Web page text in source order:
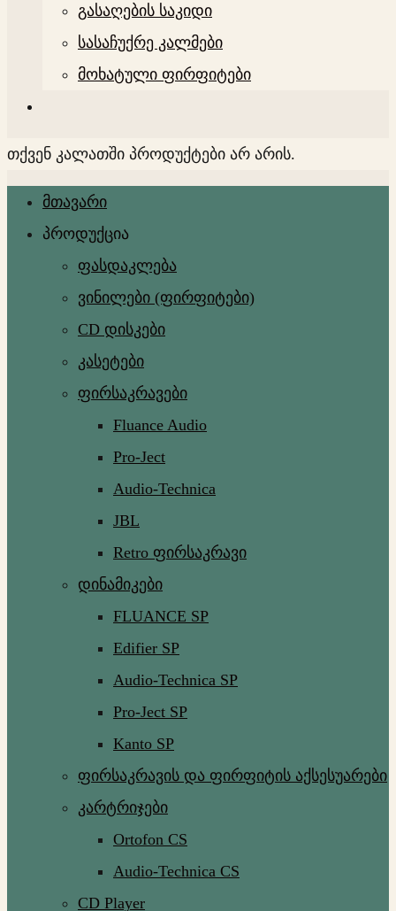
გასაღების საკიდი
სასაჩუქრე კალმები
მოხატული ფირფიტები
თქვენ კალათში პროდუქტები არ არის.
მთავარი
პროდუქცია
ფასდაკლება
ვინილები (ფირფიტები)
CD დისკები
კასეტები
ფირსაკრავები
Fluance Audio
Pro-Ject
Audio-Technica
JBL
Retro ფირსაკრავი
დინამიკები
FLUANCE SP
Edifier SP
Audio-Technica SP
Pro-Ject SP
Kanto SP
ფირსაკრავის და ფირფიტის აქსესუარები
კარტრიჯები
Ortofon CS
Audio-Technica CS
CD Player